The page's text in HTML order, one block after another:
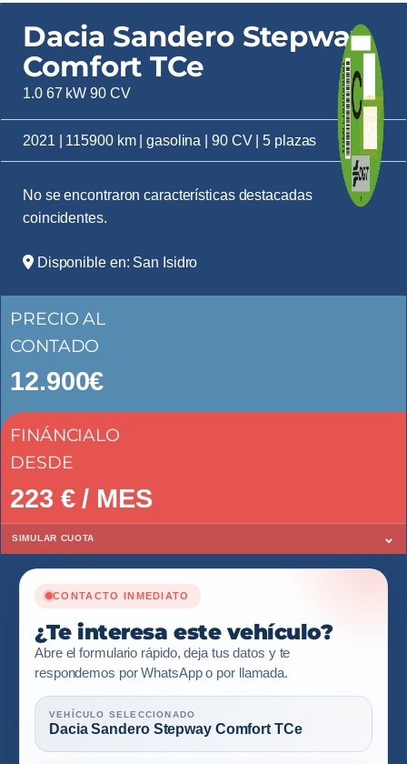
Dacia Sandero Stepway
Comfort TCe
1.0 67 kW 90 CV
2021 | 115900 km | gasolina | 90 CV | 5 plazas
No se encontraron características destacadas
coincidentes.
Disponible en: San Isidro
PRECIO AL
CONTADO
12.900€
FINÁNCIALO
DESDE
223 € / MES
SIMULAR CUOTA ⌄
CONTACTO INMEDIATO
¿Te interesa este vehículo?
Abre el formulario rápido, deja tus datos y te
respondemos por WhatsApp o por llamada.
VEHÍCULO SELECCIONADO
Dacia Sandero Stepway Comfort TCe